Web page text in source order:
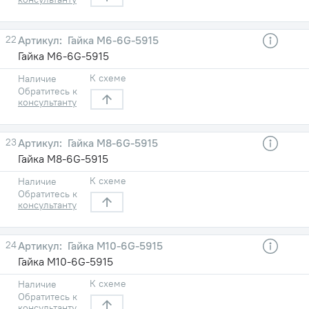
22
Гайка М6-6G-5915
Гайка М6-6G-5915
Наличие
Обратитесь к
консультанту
К схеме
23
Гайка М8-6G-5915
Гайка М8-6G-5915
Наличие
Обратитесь к
консультанту
К схеме
24
Гайка М10-6G-5915
Гайка М10-6G-5915
Наличие
Обратитесь к
К схеме